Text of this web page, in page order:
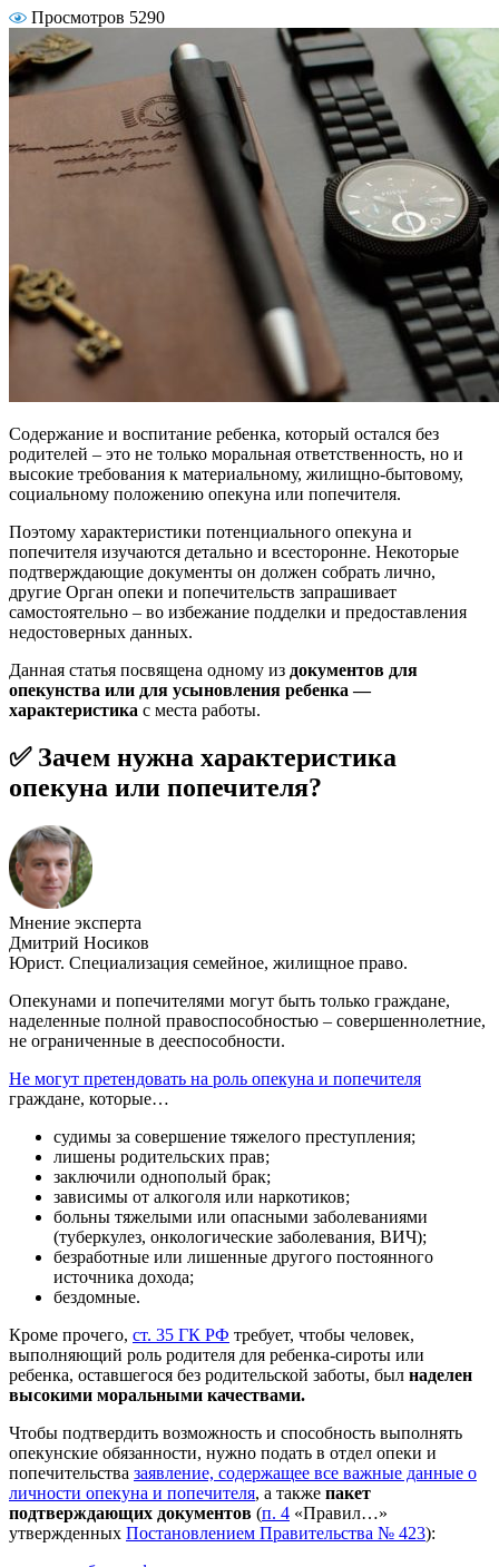
Просмотров 5290
Содержание и воспитание ребенка, который остался без
родителей – это не только моральная ответственность, но и
высокие требования к материальному, жилищно-бытовому,
социальному положению опекуна или попечителя.
Поэтому характеристики потенциального опекуна и
попечителя изучаются детально и всесторонне. Некоторые
подтверждающие документы он должен собрать лично,
другие Орган опеки и попечительств запрашивает
самостоятельно – во избежание подделки и предоставления
недостоверных данных.
Данная статья посвящена одному из документов для
опекунства или для усыновления ребенка —
характеристика с места работы.
✅ Зачем нужна характеристика
опекуна или попечителя?
Мнение эксперта
Дмитрий Носиков
Юрист. Специализация семейное, жилищное право.
Опекунами и попечителями могут быть только граждане,
наделенные полной правоспособностью – совершеннолетние,
не ограниченные в дееспособности.
Не могут претендовать на роль опекуна и попечителя
граждане, которые…
судимы за совершение тяжелого преступления;
лишены родительских прав;
заключили однополый брак;
зависимы от алкоголя или наркотиков;
больны тяжелыми или опасными заболеваниями
(туберкулез, онкологические заболевания, ВИЧ);
безработные или лишенные другого постоянного
источника дохода;
бездомные.
Кроме прочего, ст. 35 ГК РФ требует, чтобы человек,
выполняющий роль родителя для ребенка-сироты или
ребенка, оставшегося без родительской заботы, был наделен
высокими моральными качествами.
Чтобы подтвердить возможность и способность выполнять
опекунские обязанности, нужно подать в отдел опеки и
попечительства заявление, содержащее все важные данные о
личности опекуна и попечителя, а также пакет
подтверждающих документов (п. 4 «Правил…»
утвержденных Постановлением Правительства № 423):